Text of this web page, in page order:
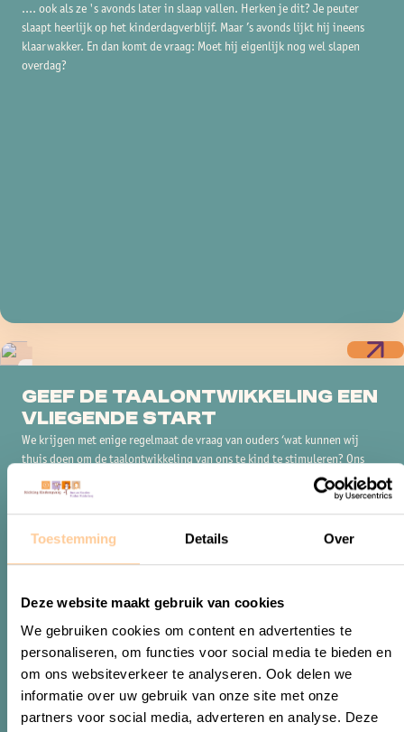
Toestemming Details Over
Deze website maakt gebruik van cookies
We gebruiken cookies om content en advertenties te
personaliseren, om functies voor social media te bieden en
om ons websiteverkeer te analyseren. Ook delen we
informatie over uw gebruik van onze site met onze
partners voor social media, adverteren en analyse. Deze
.... ook als ze 's avonds later in slaap vallen. Herken je dit? Je peuter
slaapt heerlijk op het kinderdagverblijf. Maar ’s avonds lijkt hij ineens
klaarwakker. En dan komt de vraag: Moet hij eigenlijk nog wel slapen
overdag?
Geef de taalontwikkeling een
vliegende start
We krijgen met enige regelmaat de vraag van ouders ‘wat kunnen wij
thuis doen om de taalontwikkeling van ons te kind te stimuleren? Ons
antwoord is eigenlijk altijd hetzelfde; lees, vertel en zing!